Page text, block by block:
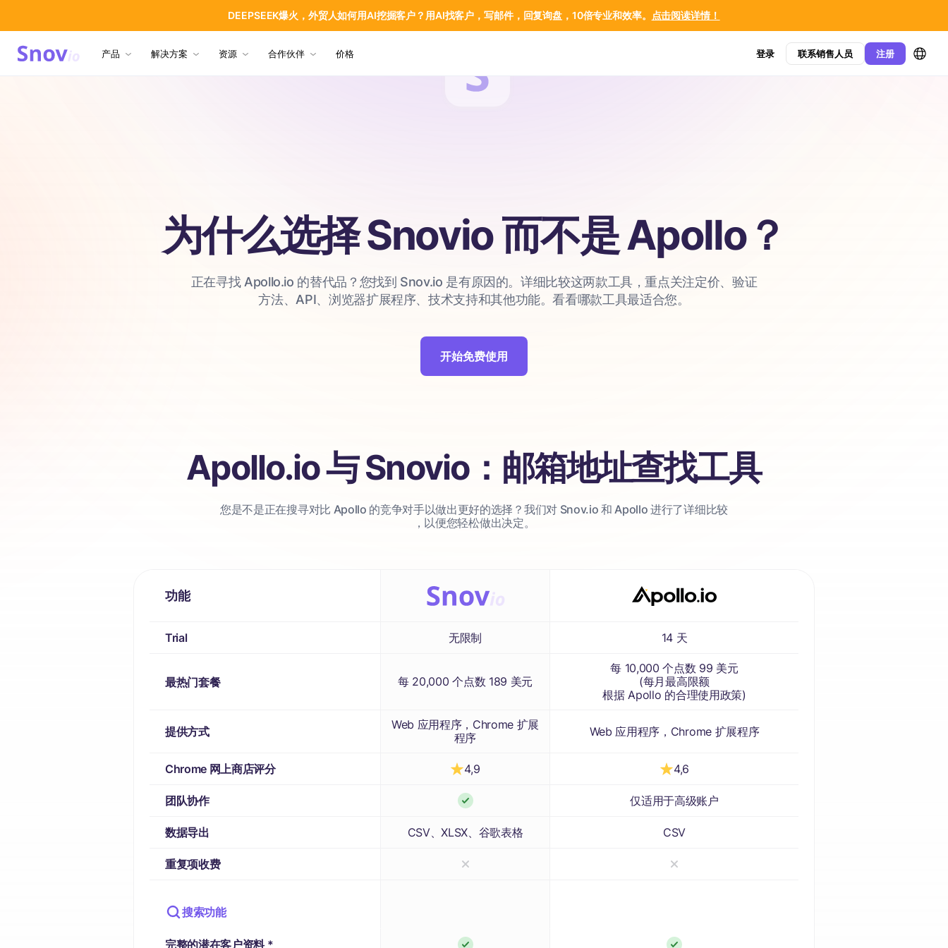
产品 解决方案 资源 合作伙伴 价格 登录 联系销售人员 注册
为什么选择 Snovio 而不是 Apollo？
正在寻找 Apollo.io 的替代品？您找到 Snov.io 是有原因的。详细比较这两款工具，重点关注定价、验证
方法、API、浏览器扩展程序、技术支持和其他功能。看看哪款工具最适合您。
开始免费使用
Apollo.io 与 Snovio：邮箱地址查找工具
您是不是正在搜寻对比 Apollo 的竞争对手以做出更好的选择？我们对 Snov.io 和 Apollo 进行了详细比较
，以便您轻松做出决定。
功能
Trial 无限制 14 天
最热门套餐 每 20,000 个点数 189 美元
每 10,000 个点数 99 美元
(每月最高限额
根据 Apollo 的合理使用政策)
提供方式
Web 应用程序，Chrome 扩展
程序
Web 应用程序，Chrome 扩展程序
Chrome 网上商店评分 4,9 4,6
团队协作 仅适用于高级账户
数据导出 CSV、XLSX、谷歌表格 CSV
重复项收费
搜索功能
完整的潜在客户资料 *
DEEPSEEK爆火，外贸人如何用AI挖掘客户？用AI找客户，写邮件，回复询盘，10倍专业和效率。 点击阅读详情！